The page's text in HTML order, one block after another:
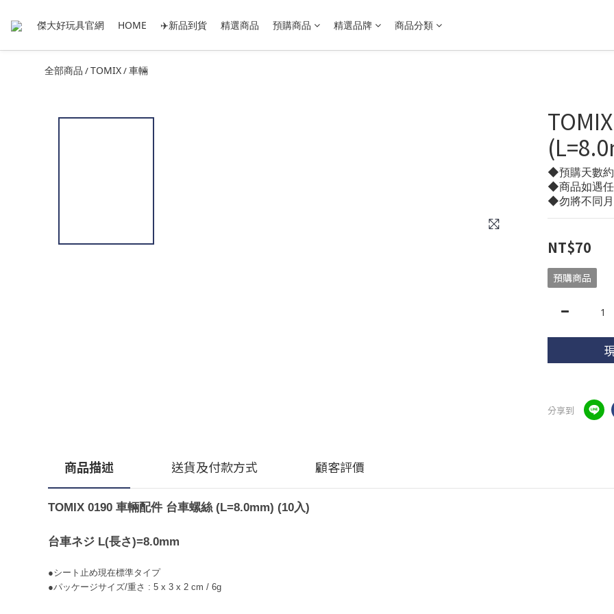
傑大好玩具官網 HOME ✈️新品到貨 精選商品 預購商品 精選品牌 商品分類
全部商品 /TOMIX/車輛
◆預購天數
◆商品如遇
◆勿將不同
NT$70
預購商品
分享到
商品描述 送貨及付款方式 顧客評價
TOMIX 0190 車輛配件 台車螺絲 (L=8.0mm) (10入)
台車ネジ L(長さ)=8.0mm
●シート止め現在標準タイプ
●パッケージサイズ/重さ : 5 x 3 x 2 cm / 6g